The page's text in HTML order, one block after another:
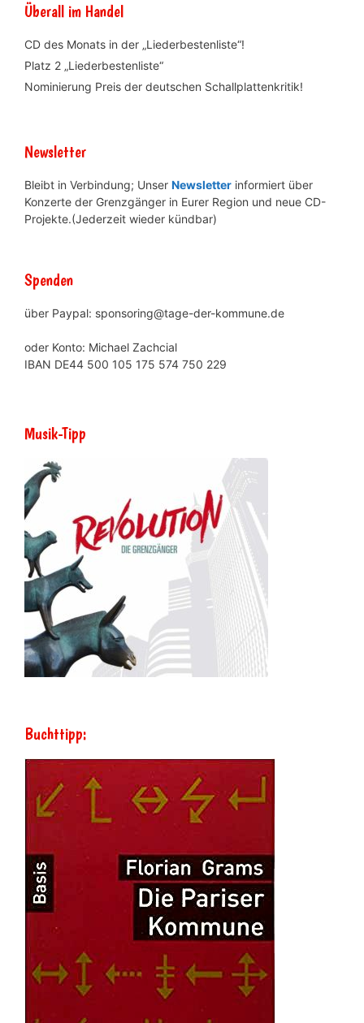
Überall im Handel
CD des Monats in der „Liederbestenliste“!
Platz 2 „Liederbestenliste“
Nominierung Preis der deutschen Schallplattenkritik!
Newsletter
Bleibt in Verbindung; Unser Newsletter informiert über
Konzerte der Grenzgänger in Eurer Region und neue CD-
Projekte.(Jederzeit wieder kündbar)
Spenden
über Paypal: sponsoring@tage-der-kommune.de
oder Konto: Michael Zachcial
IBAN DE44 500 105 175 574 750 229
Musik-Tipp
Buchttipp: